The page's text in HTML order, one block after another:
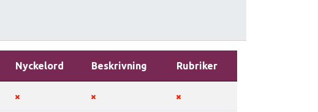
Nyckelord Beskrivning Rubriker